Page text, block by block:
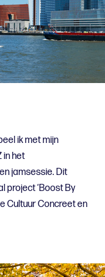
ik met mijn
in het
jamsessie. Dit
project ‘Boost By
Cultuur Concreet en